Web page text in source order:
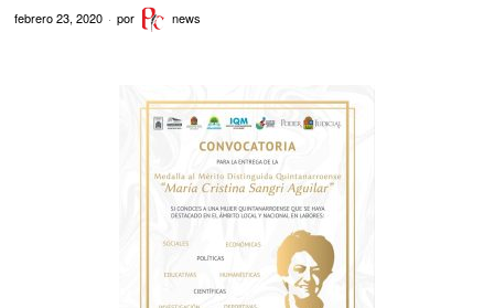
febrero 23, 2020 por news